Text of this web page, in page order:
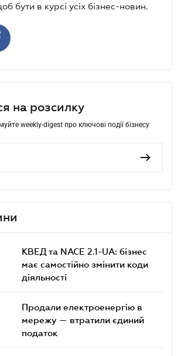
бути в курсі усіх бізнес-новин.
на розсилку
weekly-digest про ключові події бізнесу
КВЕД та NACE 2.1-UA: бізнес
має самостійно змінити коди
діяльності
Продали електроенергію в
мережу — втратили єдиний
податок